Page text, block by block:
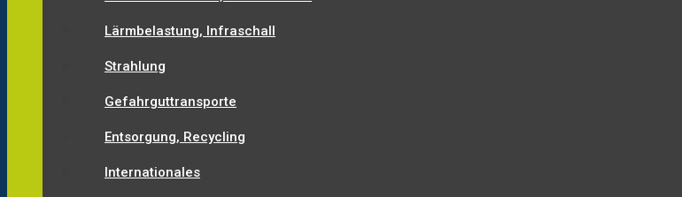
Lärmbelastung, Infraschall
Strahlung
Gefahrguttransporte
Entsorgung, Recycling
Internationales